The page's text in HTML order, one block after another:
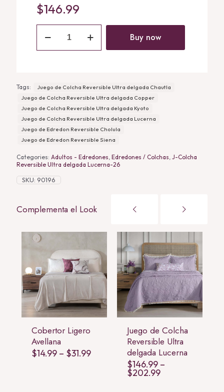
$146.99
Reversible
Buy now
Tags:
Juego de Colcha Reversible Ultra delgada Chautla
Juego de Colcha Reversible Ultra delgada Copper
Juego de Colcha Reversible Ultra delgada Kyoto
Juego de Colcha Reversible Ultra delgada Lucerna
Juego de Edredon Reversible Cholula
Juego de Edredon Reversible Siena
Categories: Adultos - Edredones, Edredones / Colchas, J-Colcha
Reversible Ultra delgada Lucerna-26
SKU: 90196
Complementa el Look
Cobertor Ligero
Avellana
$14.99 – $31.99Price
Juego de Colcha
Reversible Ultra
delgada Lucerna
$146.99 –
$202.99Price